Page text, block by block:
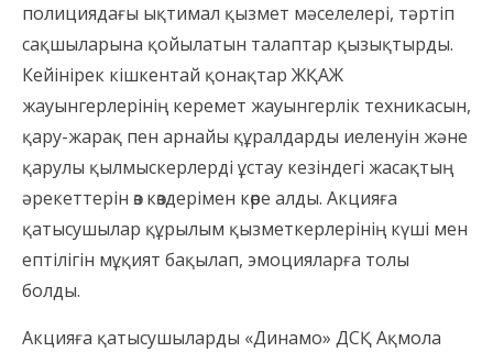
полициядағы ықтимал қызмет мәселелері, тәртіп
сақшыларына қойылатын талаптар қызықтырды.
Кейінірек кішкентай қонақтар ЖҚАЖ
жауынгерлерінің керемет жауынгерлік техникасын,
қару-жарақ пен арнайы құралдарды иеленуін және
қарулы қылмыскерлерді ұстау кезіндегі жасақтың
әрекеттерін өз көздерімен көре алды. Акцияға
қатысушылар құрылым қызметкерлерінің күші мен
ептілігін мұқият бақылап, эмоцияларға толы
болды.
Акцияға қатысушыларды «Динамо» ДСҚ Ақмола